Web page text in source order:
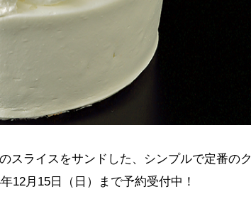
スライスをサンドした、シンプルで定番のク
12月15日（日）まで予約受付中！